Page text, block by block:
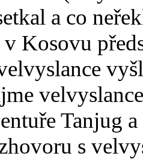
a co
Kosovu
Tanjug
s